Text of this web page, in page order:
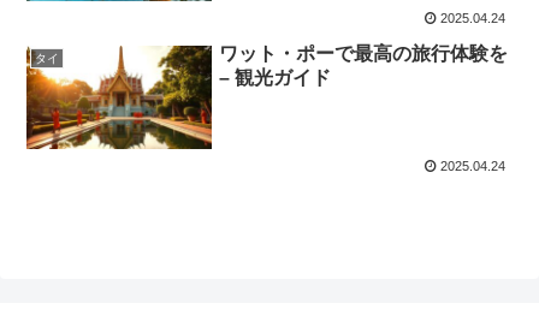
2025.04.24
タイ
ワット・ポーで最高の旅行体験を
– 観光ガイド
2025.04.24